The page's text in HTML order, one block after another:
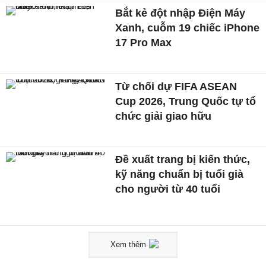
Bắt kẻ đột nhập Điện Máy
Xanh, cuỗm 19 chiếc iPhone
17 Pro Max
Từ chối dự FIFA ASEAN
Cup 2026, Trung Quốc tự tổ
chức giải giao hữu
Đề xuất trang bị kiến thức,
kỹ năng chuẩn bị tuổi già
cho người từ 40 tuổi
Xem thêm